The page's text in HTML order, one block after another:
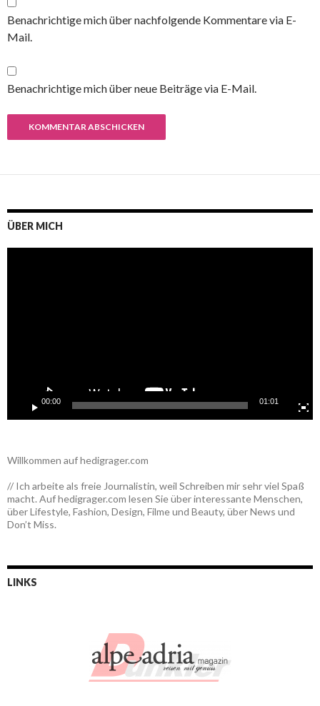
Benachrichtige mich über nachfolgende Kommentare via E-
Mail.
Benachrichtige mich über neue Beiträge via E-Mail.
ÜBER MICH
00:00 01:01
Willkommen auf hedigrager.com
// Ich arbeite als freie Journalistin, weil Schreiben mir sehr viel Spaß
macht. Auf hedigrager.com lesen Sie über interessante Menschen,
über Lifestyle, Fashion, Design, Filme und Beauty, über News und
Don’t Miss.
LINKS